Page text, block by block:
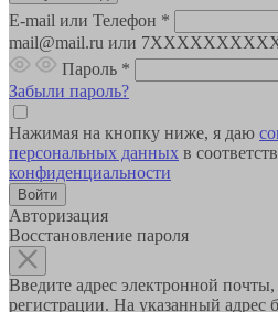
E-mail или Телефон *
mail@mail.ru или
Пароль *
Забыли пароль?
Нажимая на кнопку ниже, я даю
персональных данных в
конфиденциальности
Авторизация
Восстановление пароля
Введите адрес электронной
регистрации. На указанный адрес